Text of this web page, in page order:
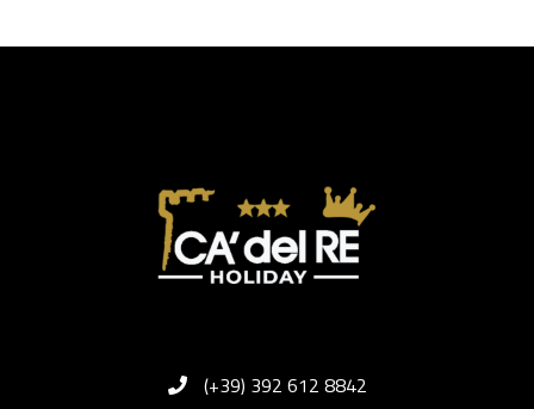
(+39) 392 612 8842